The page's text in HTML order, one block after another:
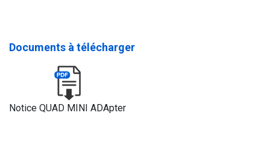
Documents à télécharger
Notice QUAD MINI ADApter